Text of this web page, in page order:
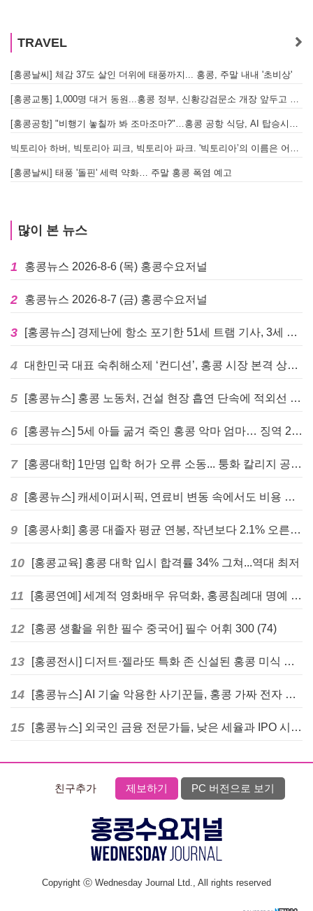
TRAVEL
[홍콩날씨] 체감 37도 살인 더위에 태풍까지... 홍콩, 주말 내내 '초비상'
[홍콩교통] 1,000명 대거 동원...홍콩 정부, 신황강검문소 개장 앞두고 실전 훈련 돌입
[홍콩공항] "비행기 놓칠까 봐 조마조마?"…홍콩 공항 식당, AI 탑승시간 계산해 메뉴 추천해 준다
빅토리아 하버, 빅토리아 피크, 빅토리아 파크. '빅토리아’의 이름은 어떻게 온 걸까? - [이승권 원장의 생활칼럼]
[홍콩날씨] 태풍 '돌핀' 세력 약화… 주말 홍콩 폭염 예고
많이 본 뉴스
1 홍콩뉴스 2026-8-6 (목) 홍콩수요저널
2 홍콩뉴스 2026-8-7 (금) 홍콩수요저널
3 [홍콩뉴스] 경제난에 항소 포기한 51세 트램 기사, 3세 여아 치사 혐의로 '4주 감옥행'
4 대한민국 대표 숙취해소제 ‘컨디션’, 홍콩 시장 본격 상륙… 왓슨스 입점 기념 할인 행사 진행
5 [홍콩뉴스] 홍콩 노동처, 건설 현장 흡연 단속에 적외선 드론 투입 검토
6 [홍콩뉴스] 5세 아들 굶겨 죽인 홍콩 악마 엄마… 징역 22년 중형 선고
7 [홍콩대학] 1만명 입학 허가 오류 소동... 퉁화 칼리지 공식 사과
8 [홍콩뉴스] 캐세이퍼시픽, 연료비 변동 속에서도 비용 절감 위한 감편 계획 없어
9 [홍콩사회] 홍콩 대졸자 평균 연봉, 작년보다 2.1% 오른 33만 6천 홍콩달러 기록
10 [홍콩교육] 홍콩 대학 입시 합격률 34% 그쳐...역대 최저
11 [홍콩연예] 세계적 영화배우 유덕화, 홍콩침례대 명예 박사 학위 받는다
12 [홍콩 생활을 위한 필수 중국어] 필수 어휘 300 (74)
13 [홍콩전시] 디저트·젤라또 특화 존 신설된 홍콩 미식 박람회 다음주 개막
14 [홍콩뉴스] AI 기술 악용한 사기꾼들, 홍콩 가짜 전자 비자 사이트 극성
15 [홍콩뉴스] 외국인 금융 전문가들, 낮은 세율과 IPO 시장 회복에 홍콩으로 '대거 복귀'
친구추가 제보하기 PC 버전으로 보기
Copyright ⓒ Wednesday Journal Ltd., All rights reserved